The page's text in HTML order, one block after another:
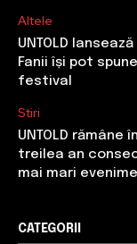
Altele
UNTOLD
Fanii își pot
festival
Stiri
UNTOLD
treilea an
mai mari
CATEGORII